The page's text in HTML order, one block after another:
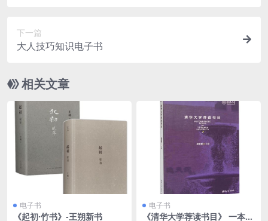
下一篇
大人技巧知识电子书
相关文章
电子书
《起初·竹书》-王朔新书
电子书
《清华大学荐读书目》 一本经